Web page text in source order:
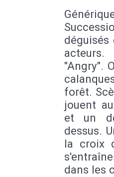
"Angry".
forêt.
jouent
et un
dessus.
la croix
dans les